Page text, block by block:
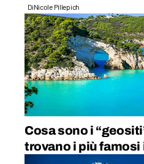
DiNicole Pillepich
Cosa sono i
trovano i più famosi